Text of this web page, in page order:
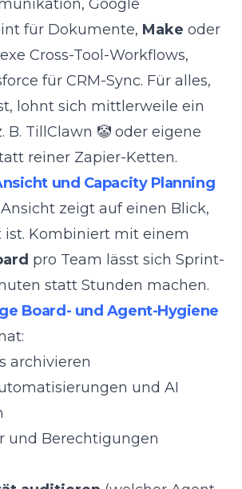
Google
für Dokumente, Make oder
Cross-Tool-Workflows,
für CRM-Sync. Für alles,
lohnt sich mittlerweile ein
B. TillClawn 🤡 oder eigene
reiner Zapier-Ketten.
und Capacity Planning
zeigt auf einen Blick,
ist. Kombiniert mit einem
pro Team lässt sich Sprint-
statt Stunden machen.
Board- und Agent-Hygiene
archivieren
und AI
und Berechtigungen